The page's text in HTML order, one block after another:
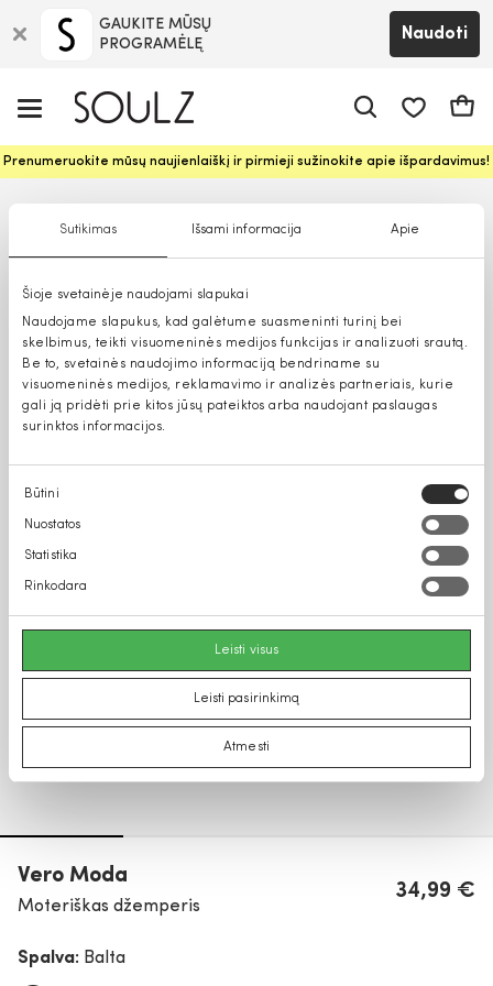
Sutikimas Išsami informacija Apie
Šioje svetainėje naudojami slapukai
Naudojame slapukus, kad galėtume suasmeninti turinį bei
skelbimus, teikti visuomeninės medijos funkcijas ir analizuoti srautą.
Be to, svetainės naudojimo informaciją bendriname su
visuomeninės medijos, reklamavimo ir analizės partneriais, kurie
gali ją pridėti prie kitos jūsų pateiktos arba naudojant paslaugas
surinktos informacijos.
Sutikimo
pasirinkimas
Būtini
Nuostatos
Statistika
Rinkodara
Leisti visus
Leisti pasirinkimą
Atmesti
GAUKITE MŪSŲ
PROGRAMĖLĘ
Naudoti
Prenumeruokite mūsų naujienlaiškį ir pirmieji sužinokite apie išpardavimus!
Vero Moda
Moteriškas džemperis
34,99 €
Spalva: Balta